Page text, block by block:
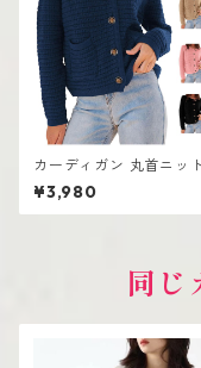
カーディガン 丸首ニッ
レトロ カジュアル 長袖
¥3,980
同じ